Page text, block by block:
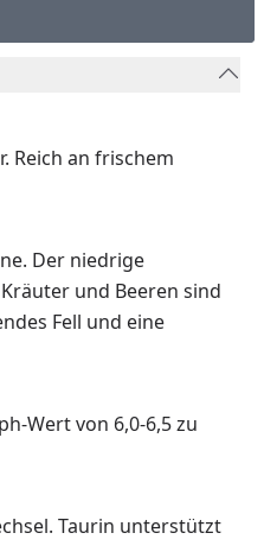
Reich an frischem
Der niedrige
und Beeren sind
Fell und eine
Wert von 6,0-6,5 zu
Taurin unterstützt